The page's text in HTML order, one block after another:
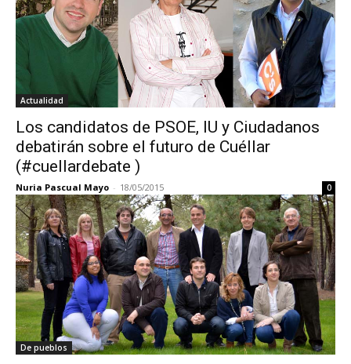
Actualidad
Los candidatos de PSOE, IU y Ciudadanos
debatirán sobre el futuro de Cuéllar
(#cuellardebate )
Nuria Pascual Mayo - 18/05/2015 0
De pueblos